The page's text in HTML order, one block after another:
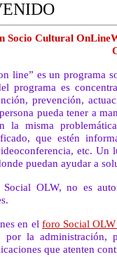
Socio Cultural
line” es un programa
programa es
prevención,
pueda tener a
la misma
que estén
etc. Un
puedan ayudar a
OLW, no es
en el foro Social
por la administración,
que atenten